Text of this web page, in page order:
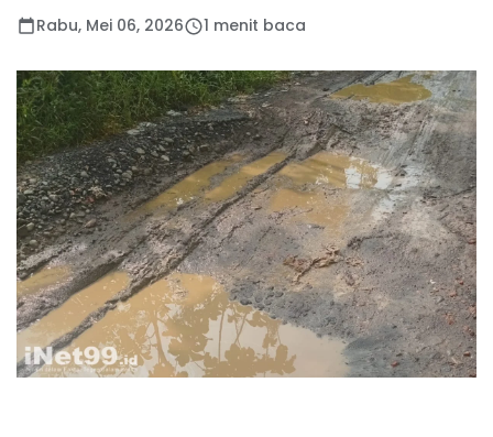
Rabu, Mei 06, 2026 1 menit baca